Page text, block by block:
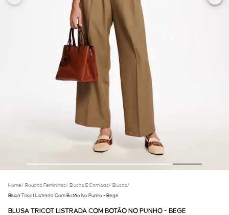
Home/ Roupas Femininas/ Blusas E Camisas/ Blusas/
Blusa Tricot Listrada Com Botão No Punho - Bege
BLUSA TRICOT LISTRADA COM BOTÃO NO PUNHO - BEGE